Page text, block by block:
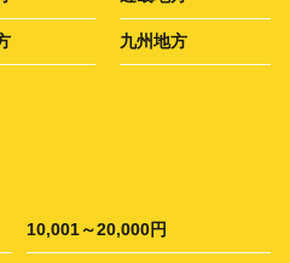
九州地方
10,001～20,000円